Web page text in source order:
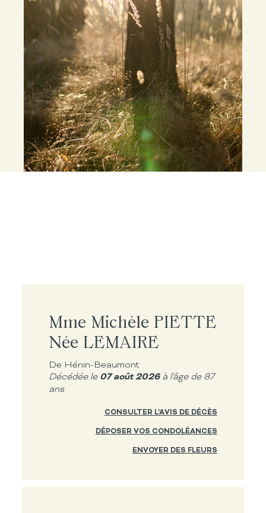
Mme Michèle PIETTE
Née LEMAIRE
De Hénin-Beaumont
Décédée le 07 août 2026à l'âge de 87
ans
CONSULTER L'AVIS DE DÉCÈS
DÉPOSER VOS CONDOLÉANCES
ENVOYER DES FLEURS